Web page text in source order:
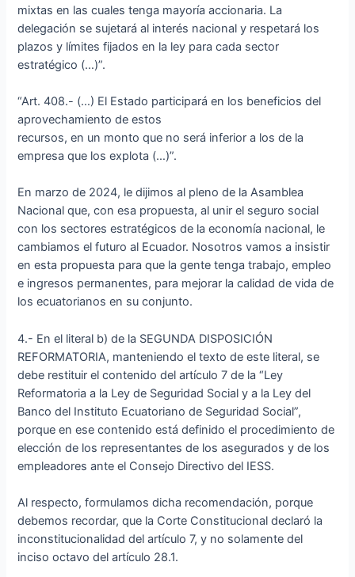
mixtas en las cuales tenga mayoría accionaria. La
delegación se sujetará al interés nacional y respetará los
plazos y límites fijados en la ley para cada sector
estratégico (…)”.
“Art. 408.- (…) El Estado participará en los beneficios del
aprovechamiento de estos
recursos, en un monto que no será inferior a los de la
empresa que los explota (…)”.
En marzo de 2024, le dijimos al pleno de la Asamblea
Nacional que, con esa propuesta, al unir el seguro social
con los sectores estratégicos de la economía nacional, le
cambiamos el futuro al Ecuador. Nosotros vamos a insistir
en esta propuesta para que la gente tenga trabajo, empleo
e ingresos permanentes, para mejorar la calidad de vida de
los ecuatorianos en su conjunto.
4.- En el literal b) de la SEGUNDA DISPOSICIÓN
REFORMATORIA, manteniendo el texto de este literal, se
debe restituir el contenido del artículo 7 de la “Ley
Reformatoria a la Ley de Seguridad Social y a la Ley del
Banco del Instituto Ecuatoriano de Seguridad Social”,
porque en ese contenido está definido el procedimiento de
elección de los representantes de los asegurados y de los
empleadores ante el Consejo Directivo del IESS.
Al respecto, formulamos dicha recomendación, porque
debemos recordar, que la Corte Constitucional declaró la
inconstitucionalidad del artículo 7, y no solamente del
inciso octavo del artículo 28.1.